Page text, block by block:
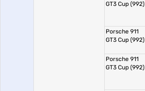
GT3 Cup (992)
Porsche 911
GT3 Cup (992)
Porsche 911
GT3 Cup (992)